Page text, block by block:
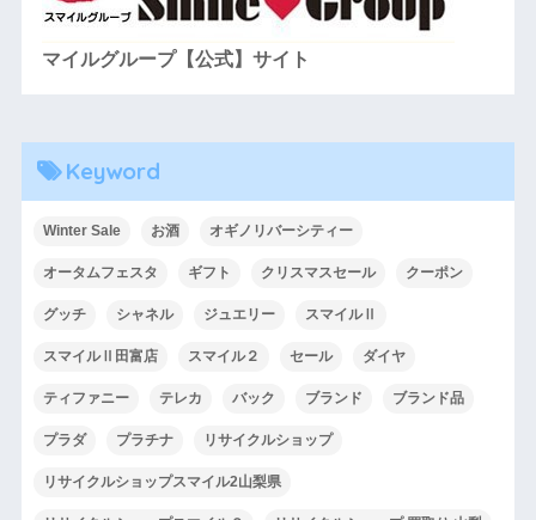
マイルグループ【公式】サイト
Keyword
Winter Sale お酒 オギノリバーシティー
オータムフェスタ ギフト クリスマスセール クーポン
グッチ シャネル ジュエリー スマイルⅡ
スマイルⅡ田富店 スマイル２ セール ダイヤ
ティファニー テレカ バック ブランド ブランド品
プラダ プラチナ リサイクルショップ
リサイクルショップスマイル2山梨県